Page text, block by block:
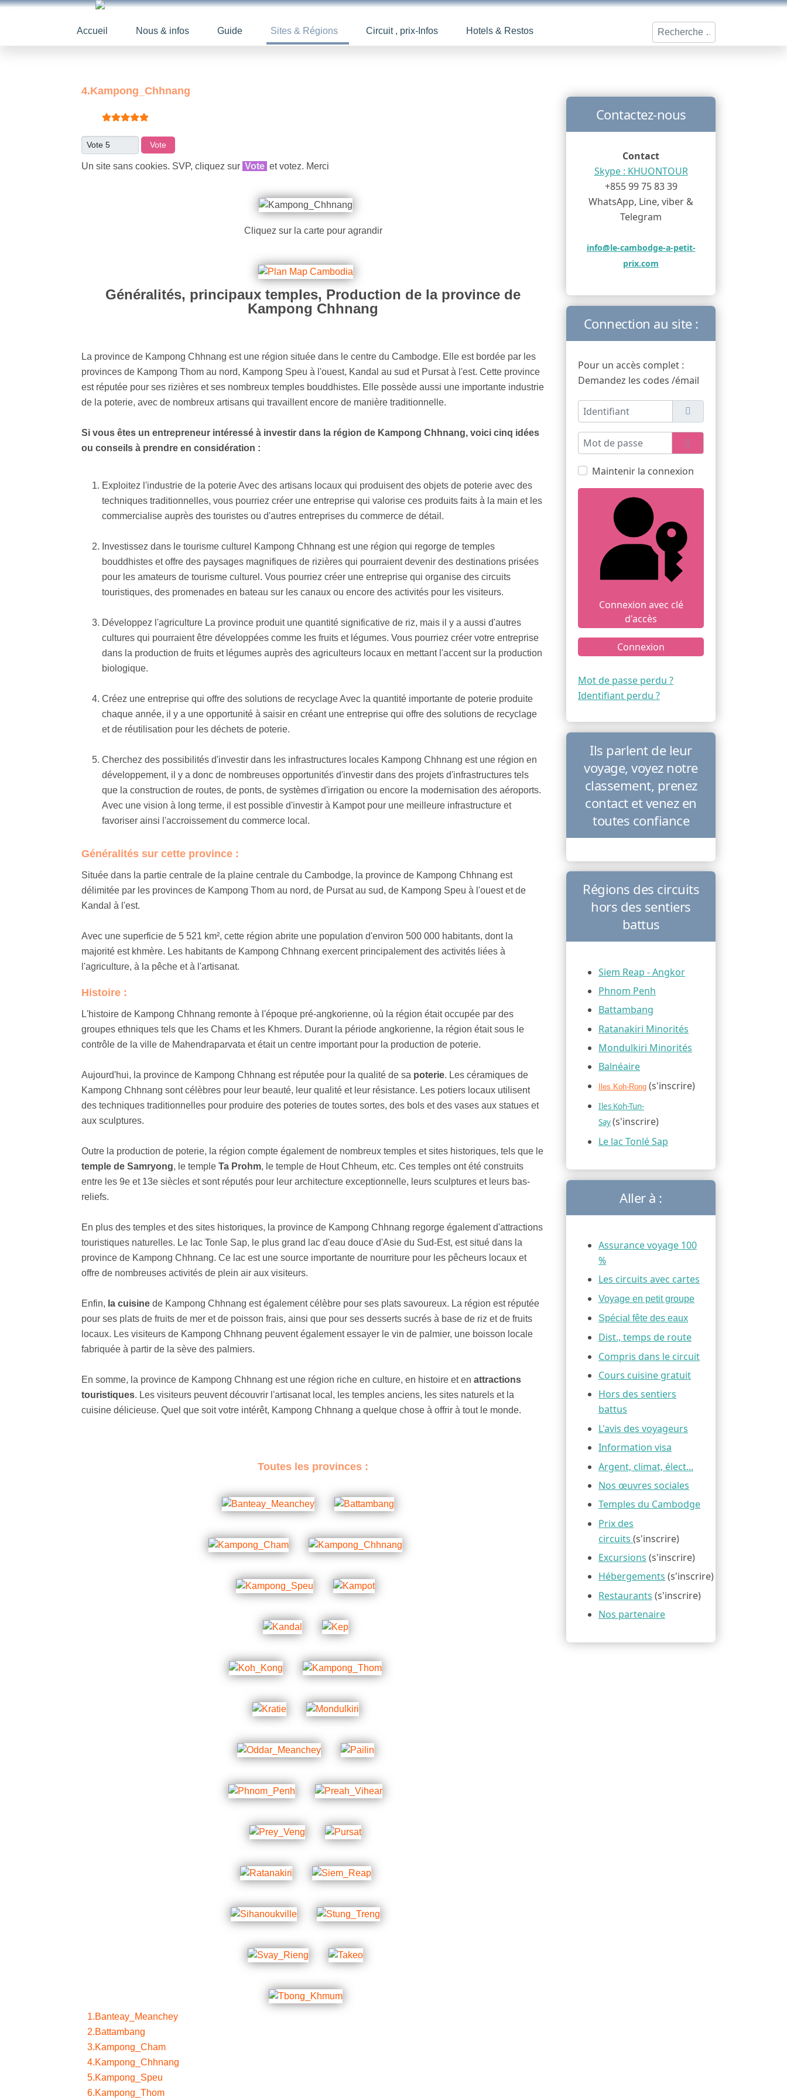
Accueil Nous & infos Guide Sites & Régions Circuit , prix-Infos Hotels & Restos Rechercher
4.Kampong_Chhnang
Vote utilisateur:
Veuillez voter
Un site sans cookies. SVP, cliquez sur Vote et votez. Merci
Cliquez sur la carte pour agrandir
Généralités, principaux temples, Production de la province de
Kampong Chhnang
La province de Kampong Chhnang est une région située dans le centre du Cambodge. Elle est bordée par les
provinces de Kampong Thom au nord, Kampong Speu à l'ouest, Kandal au sud et Pursat à l'est. Cette province
est réputée pour ses rizières et ses nombreux temples bouddhistes. Elle possède aussi une importante industrie
de la poterie, avec de nombreux artisans qui travaillent encore de manière traditionnelle.
Si vous êtes un entrepreneur intéressé à investir dans la région de Kampong Chhnang, voici cinq idées
ou conseils à prendre en considération :
Exploitez l'industrie de la poterie Avec des artisans locaux qui produisent des objets de poterie avec des
techniques traditionnelles, vous pourriez créer une entreprise qui valorise ces produits faits à la main et les
commercialise auprès des touristes ou d'autres entreprises du commerce de détail.
Investissez dans le tourisme culturel Kampong Chhnang est une région qui regorge de temples
bouddhistes et offre des paysages magnifiques de rizières qui pourraient devenir des destinations prisées
pour les amateurs de tourisme culturel. Vous pourriez créer une entreprise qui organise des circuits
touristiques, des promenades en bateau sur les canaux ou encore des activités pour les visiteurs.
Développez l'agriculture La province produit une quantité significative de riz, mais il y a aussi d'autres
cultures qui pourraient être développées comme les fruits et légumes. Vous pourriez créer votre entreprise
dans la production de fruits et légumes auprès des agriculteurs locaux en mettant l'accent sur la production
biologique.
Créez une entreprise qui offre des solutions de recyclage Avec la quantité importante de poterie produite
chaque année, il y a une opportunité à saisir en créant une entreprise qui offre des solutions de recyclage
et de réutilisation pour les déchets de poterie.
Cherchez des possibilités d'investir dans les infrastructures locales Kampong Chhnang est une région en
développement, il y a donc de nombreuses opportunités d'investir dans des projets d'infrastructures tels
que la construction de routes, de ponts, de systèmes d'irrigation ou encore la modernisation des aéroports.
Avec une vision à long terme, il est possible d'investir à Kampot pour une meilleure infrastructure et
favoriser ainsi l'accroissement du commerce local.
Généralités sur cette province :
Située dans la partie centrale de la plaine centrale du Cambodge, la province de Kampong Chhnang est
délimitée par les provinces de Kampong Thom au nord, de Pursat au sud, de Kampong Speu à l'ouest et de
Kandal à l'est.
Avec une superficie de 5 521 km², cette région abrite une population d'environ 500 000 habitants, dont la
majorité est khmère. Les habitants de Kampong Chhnang exercent principalement des activités liées à
l'agriculture, à la pêche et à l'artisanat.
Histoire :
L'histoire de Kampong Chhnang remonte à l'époque pré-angkorienne, où la région était occupée par des
groupes ethniques tels que les Chams et les Khmers. Durant la période angkorienne, la région était sous le
contrôle de la ville de Mahendraparvata et était un centre important pour la production de poterie.
Aujourd'hui, la province de Kampong Chhnang est réputée pour la qualité de sa poterie. Les céramiques de
Kampong Chhnang sont célèbres pour leur beauté, leur qualité et leur résistance. Les potiers locaux utilisent
des techniques traditionnelles pour produire des poteries de toutes sortes, des bols et des vases aux statues et
aux sculptures.
Outre la production de poterie, la région compte également de nombreux temples et sites historiques, tels que le
temple de Samryong, le temple Ta Prohm, le temple de Hout Chheum, etc. Ces temples ont été construits
entre les 9e et 13e siècles et sont réputés pour leur architecture exceptionnelle, leurs sculptures et leurs bas-
reliefs.
En plus des temples et des sites historiques, la province de Kampong Chhnang regorge également d'attractions
touristiques naturelles. Le lac Tonle Sap, le plus grand lac d'eau douce d'Asie du Sud-Est, est situé dans la
province de Kampong Chhnang. Ce lac est une source importante de nourriture pour les pêcheurs locaux et
offre de nombreuses activités de plein air aux visiteurs.
Enfin, la cuisine de Kampong Chhnang est également célèbre pour ses plats savoureux. La région est réputée
pour ses plats de fruits de mer et de poisson frais, ainsi que pour ses desserts sucrés à base de riz et de fruits
locaux. Les visiteurs de Kampong Chhnang peuvent également essayer le vin de palmier, une boisson locale
fabriquée à partir de la sève des palmiers.
En somme, la province de Kampong Chhnang est une région riche en culture, en histoire et en attractions
touristiques. Les visiteurs peuvent découvrir l'artisanat local, les temples anciens, les sites naturels et la
cuisine délicieuse. Quel que soit votre intérêt, Kampong Chhnang a quelque chose à offrir à tout le monde.
Toutes les provinces :
1.Banteay_Meanchey
2.Battambang
3.Kampong_Cham
4.Kampong_Chhnang
5.Kampong_Speu
6.Kampong_Thom
Contactez-nous
Contact
Skype : KHUONTOUR
+855 99 75 83 39
WhatsApp, Line, viber &
Telegram
info@le-cambodge-a-petit-
prix.com
Connection au site :
Pour un accès complet :
Demandez les codes /émail
Identifiant
Mot de passe
Afficher le mot de
Maintenir la connexion
Connexion avec clé
d'accès
Connexion
Mot de passe perdu ?
Identifiant perdu ?
Ils parlent de leur
voyage, voyez notre
classement, prenez
contact et venez en
toutes confiance
Régions des circuits
hors des sentiers
battus
Siem Reap - Angkor
Phnom Penh
Battambang
Ratanakiri Minorités
Mondulkiri Minorités
Balnéaire
Iles Koh-Rong (s'inscrire)
Iles Koh-Tun-
Say(s'inscrire)
Le lac Tonlé Sap
Aller à :
Assurance voyage 100
%
Les circuits avec cartes
Voyage en petit groupe
Spécial fête des eaux
Dist., temps de route
Compris dans le circuit
Cours cuisine gratuit
Hors des sentiers
battus
L'avis des voyageurs
Information visa
Argent, climat, élect...
Nos œuvres sociales
Temples du Cambodge
Prix des
circuits (s'inscrire)
Excursions (s'inscrire)
Hébergements (s'inscrire)
Restaurants (s'inscrire)
Nos partenaire